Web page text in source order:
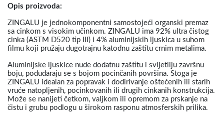
Opis proizvoda:
ZINGALU je jednokomponentni samostojeći organski premaz
sa cinkom s visokim učinkom. ZINGALU ima 92% ultra čistog
cinka (ASTM D520 tip III) i 4% aluminijskih ljuskica u suhom
filmu koji pružaju dugotrajnu katodnu zaštitu crnim metalima.
Aluminijske ljuskice nude dodatnu zaštitu i svijetliju završnu
boju, podudaraju se s bojom pocinčanih površina. Stoga je
ZINGALU idealan za popravak i dodirivanje oštećenih ili starih
vruće natopljenih, pocinkovanih ili drugih cinkanih konstrukcija.
Može se nanijeti četkom, valjkom ili opremom za prskanje na
čistu i grubu podlogu u širokom rasponu atmosferskih prilika.